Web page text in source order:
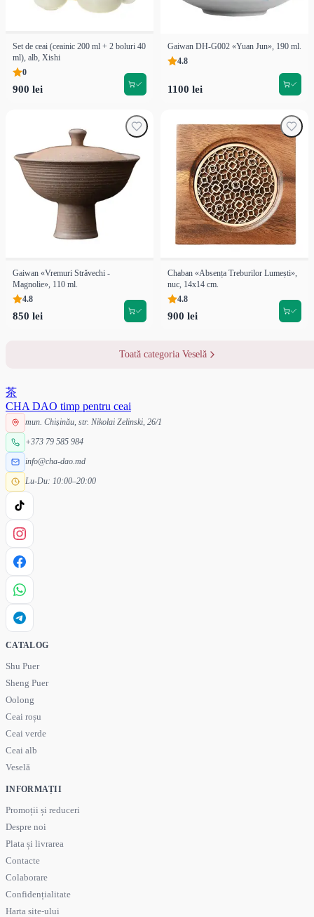
Set de ceai (ceainic 200 ml + 2 boluri 40
ml), alb, Xishi
0
900 lei
Gaiwan DH-G002 «Yuan Jun», 190 ml.
4.8
1100 lei
Gaiwan «Vremuri Străvechi -
Magnolie», 110 ml.
4.8
850 lei
Chaban «Absența Treburilor Lumești»,
nuc, 14x14 cm.
4.8
900 lei
Toată categoria Veselă
茶
CHA DAO timp pentru ceai
mun. Chișinău, str. Nikolai Zelinski, 26/1
+373 79 585 984
info@cha-dao.md
Lu-Du: 10:00–20:00
CATALOG
Shu Puer
Sheng Puer
Oolong
Ceai roșu
Ceai verde
Ceai alb
Veselă
INFORMAȚII
Promoții și reduceri
Despre noi
Plata și livrarea
Contacte
Colaborare
Confidențialitate
Harta site-ului